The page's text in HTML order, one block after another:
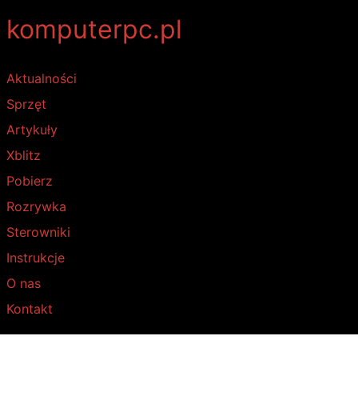
komputerpc.pl
Aktualności
Sprzęt
Artykuły
Xblitz
Pobierz
Rozrywka
Sterowniki
Instrukcje
O nas
Kontakt